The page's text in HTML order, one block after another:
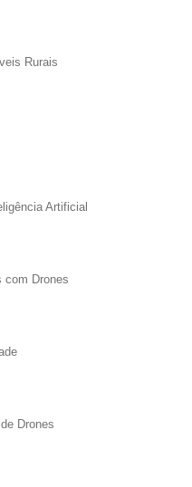
Rurais
Artificial
com Drones
Drones